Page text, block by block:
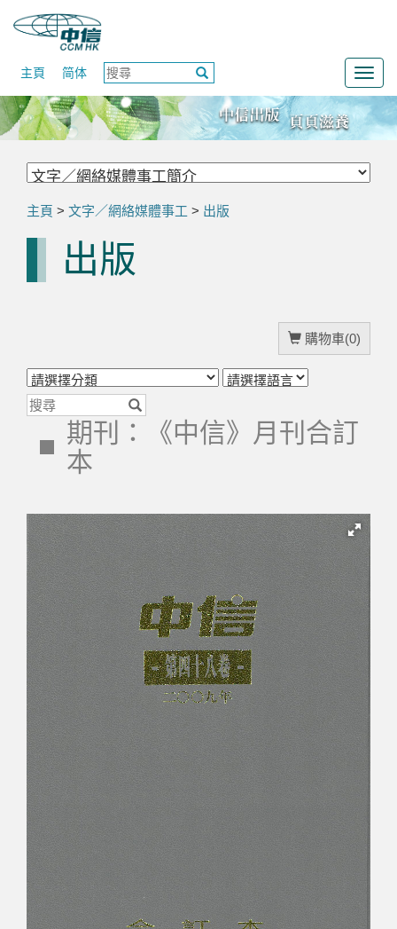
主頁 简体
主頁 > 文字／網絡媒體事工 > 出版
出版
購物車(0)
期刊：《中信》月刊合訂
本